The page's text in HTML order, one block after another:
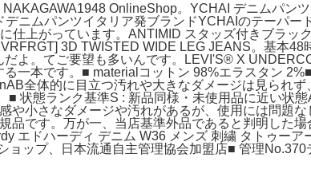
OnlineShop。YCHAI デニムパン
ニムパンツイタリア発ブランドYCHAIのテーパー
仕上がっています。ANTIMID スタッズ付きブラッ
3D TWISTED WIDE LEG JEANS。基本48
よ。てご要望も多いんです。LEVI'S® X
一本です。■ materialコットン 98%エラスタン
全体的に目立つ汚れや大きなダメージは見られず
状態ランク基準S : 新品同様・未使用品に近い状態
や小さなダメージや汚れがあるが、使用には問題な
です。万が一、当店基準外品であると判明した場
ドハーディ デニム W36 メンズ 刺繍 タトゥーア
ップ、日本流通自主管理協会加盟店■ 管理No.370